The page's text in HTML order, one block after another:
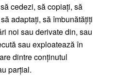
cedezi, să copiați, să
adaptați, să îmbunătățiți
noi sau derivate din, sau
sau exploatează în
dintre conținutul
parțial.